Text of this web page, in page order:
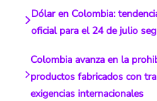
Dólar en Colombia:
oficial para el 24 de julio
Colombia avanza en la
productos fabricados con
exigencias internacionales